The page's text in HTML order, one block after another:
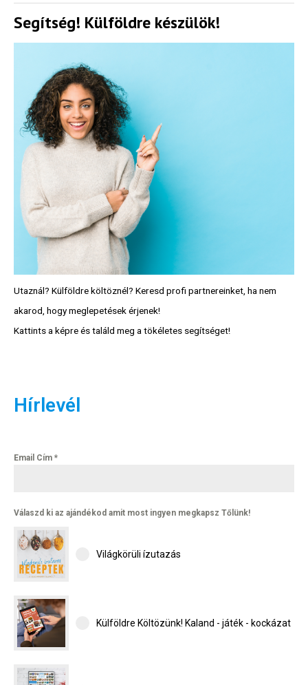
Segítség! Külföldre készülök!
Utaznál? Külföldre költöznél? Keresd profi partnereinket, ha nem
akarod, hogy meglepetések érjenek!
Kattints a képre és találd meg a tökéletes segítséget!
Hírlevél
Email Cím *
Válaszd ki az ajándékod amit most ingyen megkapsz Tőlünk!
Világkörüli ízutazás
Külföldre Költözünk! Kaland - játék - kockázat